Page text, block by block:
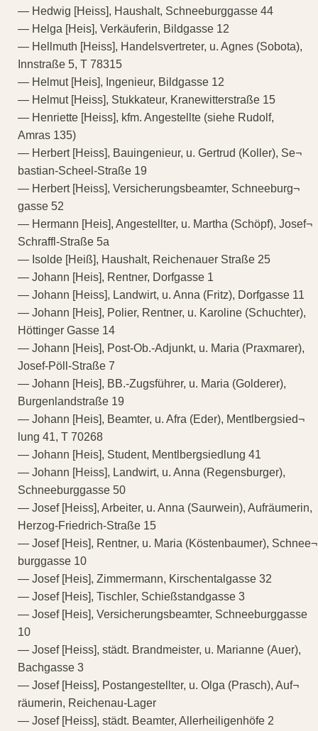
— Hedwig [Heiss], Haushalt, Schneeburggasse 44
— Helga [Heis], Verkäuferin, Bildgasse 12
— Hellmuth [Heiss], Handelsvertreter, u. Agnes (Sobota),
Innstraße 5, T 78315
— Helmut [Heis], Ingenieur, Bildgasse 12
— Helmut [Heiss], Stukkateur, Kranewitterstraße 15
— Henriette [Heiss], kfm. Angestellte (siehe Rudolf,
Amras 135)
— Herbert [Heiss], Bauingenieur, u. Gertrud (Koller), Se¬
bastian-Scheel-Straße 19
— Herbert [Heiss], Versicherungsbeamter, Schneeburg¬
gasse 52
— Hermann [Heis], Angestellter, u. Martha (Schöpf), Josef¬
Schraffl-Straße 5a
— Isolde [Heiß], Haushalt, Reichenauer Straße 25
— Johann [Heis], Rentner, Dorfgasse 1
— Johann [Heiss], Landwirt, u. Anna (Fritz), Dorfgasse 11
— Johann [Heis], Polier, Rentner, u. Karoline (Schuchter),
Höttinger Gasse 14
— Johann [Heis], Post-Ob.-Adjunkt, u. Maria (Praxmarer),
Josef-Pöll-Straße 7
— Johann [Heis], BB.-Zugsführer, u. Maria (Golderer),
Burgenlandstraße 19
— Johann [Heis], Beamter, u. Afra (Eder), Mentlbergsied¬
lung 41, T 70268
— Johann [Heis], Student, Mentlbergsiedlung 41
— Johann [Heiss], Landwirt, u. Anna (Regensburger),
Schneeburggasse 50
— Josef [Heiss], Arbeiter, u. Anna (Saurwein), Aufräumerin,
Herzog-Friedrich-Straße 15
— Josef [Heis], Rentner, u. Maria (Köstenbaumer), Schnee¬
burggasse 10
— Josef [Heis], Zimmermann, Kirschentalgasse 32
— Josef [Heis], Tischler, Schießstandgasse 3
— Josef [Heis], Versicherungsbeamter, Schneeburggasse
10
— Josef [Heiss], städt. Brandmeister, u. Marianne (Auer),
Bachgasse 3
— Josef [Heiss], Postangestellter, u. Olga (Prasch), Auf¬
räumerin, Reichenau-Lager
— Josef [Heiss], städt. Beamter, Allerheiligenhöfe 2